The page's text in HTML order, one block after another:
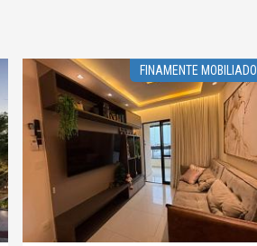
FINAMENTE MOBILIADO